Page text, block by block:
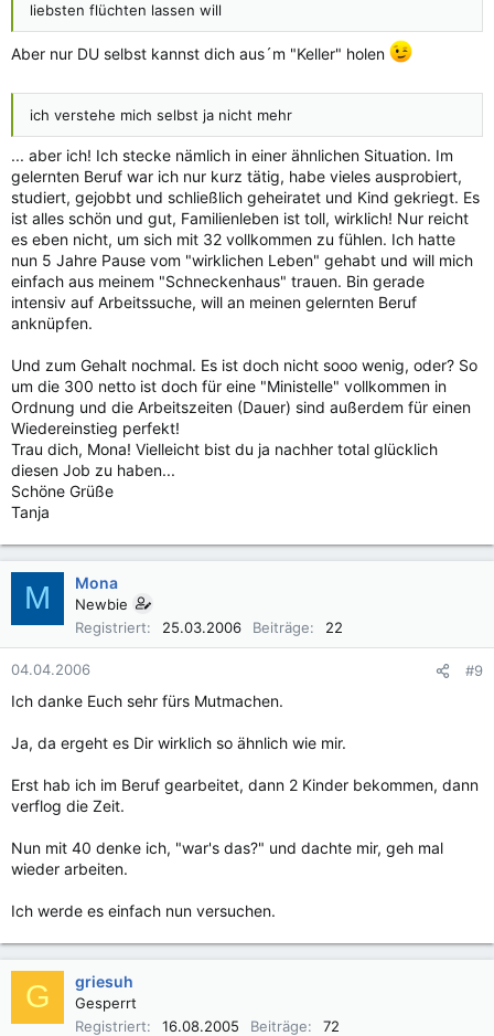
liebsten flüchten lassen will
Aber nur DU selbst kannst dich aus´m "Keller" holen
ich verstehe mich selbst ja nicht mehr
... aber ich! Ich stecke nämlich in einer ähnlichen Situation. Im
gelernten Beruf war ich nur kurz tätig, habe vieles ausprobiert,
studiert, gejobbt und schließlich geheiratet und Kind gekriegt. Es
ist alles schön und gut, Familienleben ist toll, wirklich! Nur reicht
es eben nicht, um sich mit 32 vollkommen zu fühlen. Ich hatte
nun 5 Jahre Pause vom "wirklichen Leben" gehabt und will mich
einfach aus meinem "Schneckenhaus" trauen. Bin gerade
intensiv auf Arbeitssuche, will an meinen gelernten Beruf
anknüpfen.
Und zum Gehalt nochmal. Es ist doch nicht sooo wenig, oder? So
um die 300 netto ist doch für eine "Ministelle" vollkommen in
Ordnung und die Arbeitszeiten (Dauer) sind außerdem für einen
Wiedereinstieg perfekt!
Trau dich, Mona! Vielleicht bist du ja nachher total glücklich
diesen Job zu haben...
Schöne Grüße
Tanja
M Mona
Newbie
Registriert
25.03.2006 Beiträge 22
04.04.2006 #9
Ich danke Euch sehr fürs Mutmachen.
Ja, da ergeht es Dir wirklich so ähnlich wie mir.
Erst hab ich im Beruf gearbeitet, dann 2 Kinder bekommen, dann
verflog die Zeit.
Nun mit 40 denke ich, "war's das?" und dachte mir, geh mal
wieder arbeiten.
Ich werde es einfach nun versuchen.
G griesuh
Gesperrt
Registriert
16.08.2005 Beiträge
72